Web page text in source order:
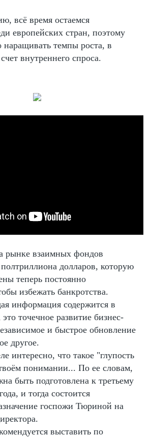
всё время остаемся
европейских стран, поэтому
наращивать темпы роста, в
внутреннего спроса.
рынке взаимных фондов
долларов, которую
теперь постоянно
избежать банкротства.
информация содержится в
точечное развитие бизнес-
и быстрое обновление
другое.
интересно, что такое "глупость
понимании... По ее словам,
быть подготовлена к третьему
и тогда состоится
госпожи Тюриной на
выставить по